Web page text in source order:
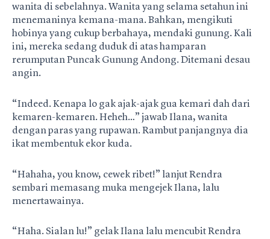
wanita di sebelahnya. Wanita yang selama setahun ini
menemaninya kemana-mana. Bahkan, mengikuti
hobinya yang cukup berbahaya, mendaki gunung. Kali
ini, mereka sedang duduk di atas hamparan
rerumputan Puncak Gunung Andong. Ditemani desau
angin.
“Indeed. Kenapa lo gak ajak-ajak gua kemari dah dari
kemaren-kemaren. Heheh…” jawab Ilana, wanita
dengan paras yang rupawan. Rambut panjangnya dia
ikat membentuk ekor kuda.
“Hahaha, you know, cewek ribet!” lanjut Rendra
sembari memasang muka mengejek Ilana, lalu
menertawainya.
“Haha. Sialan lu!” gelak Ilana lalu mencubit Rendra